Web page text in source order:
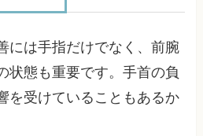
には手指だけでなく、前腕
状態も重要です。手首の負
を受けていることもあるか